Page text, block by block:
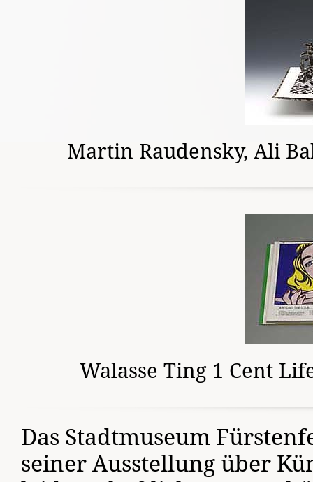
Martin Raudensky, Ali
Walasse Ting 1 Cent
Das Stadtmuseum
seiner Ausstellung über